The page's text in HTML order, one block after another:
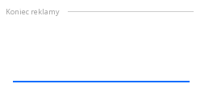
Koniec reklamy